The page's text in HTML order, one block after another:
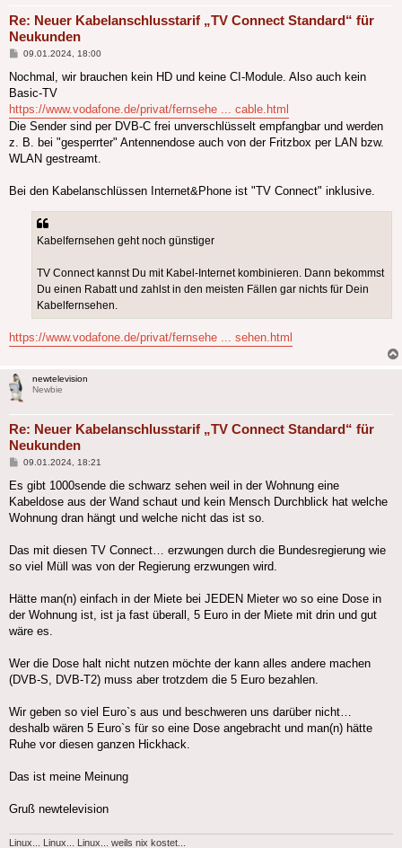
Re: Neuer Kabelanschlusstarif „TV Connect Standard“ für
Neukunden
Beitrag
09.01.2024, 18:00
Nochmal, wir brauchen kein HD und keine CI-Module. Also auch kein
Basic-TV
https://www.vodafone.de/privat/fernsehe ... cable.html
Die Sender sind per DVB-C frei unverschlüsselt empfangbar und werden
z. B. bei "gesperrter" Antennendose auch von der Fritzbox per LAN bzw.
WLAN gestreamt.
Bei den Kabelanschlüssen Internet&Phone ist "TV Connect" inklusive.
Kabelfernsehen geht noch günstiger
TV Connect kannst Du mit Kabel-Internet kombinieren. Dann bekommst
Du einen Rabatt und zahlst in den meisten Fällen gar nichts für Dein
Kabelfernsehen.
https://www.vodafone.de/privat/fernsehe ... sehen.html
newtelevision
Newbie
Re: Neuer Kabelanschlusstarif „TV Connect Standard“ für
Neukunden
Beitrag
09.01.2024, 18:21
Es gibt 1000sende die schwarz sehen weil in der Wohnung eine
Kabeldose aus der Wand schaut und kein Mensch Durchblick hat welche
Wohnung dran hängt und welche nicht das ist so.
Das mit diesen TV Connect… erzwungen durch die Bundesregierung wie
so viel Müll was von der Regierung erzwungen wird.
Hätte man(n) einfach in der Miete bei JEDEN Mieter wo so eine Dose in
der Wohnung ist, ist ja fast überall, 5 Euro in der Miete mit drin und gut
wäre es.
Wer die Dose halt nicht nutzen möchte der kann alles andere machen
(DVB-S, DVB-T2) muss aber trotzdem die 5 Euro bezahlen.
Wir geben so viel Euro`s aus und beschweren uns darüber nicht…
deshalb wären 5 Euro`s für so eine Dose angebracht und man(n) hätte
Ruhe vor diesen ganzen Hickhack.
Das ist meine Meinung
Gruß newtelevision
Linux... Linux... Linux... weils nix kostet...